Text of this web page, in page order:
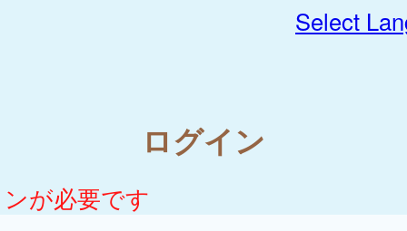
Select
ログイン
が必要です